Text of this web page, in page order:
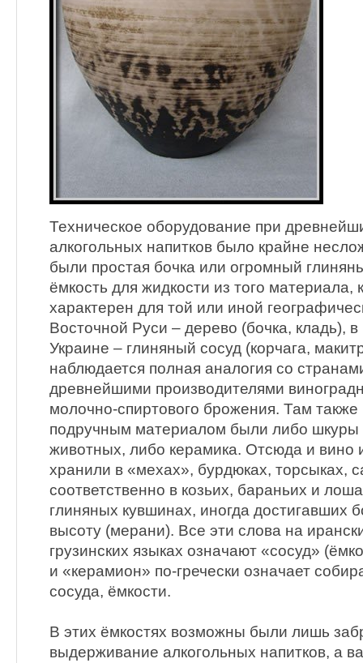
Техническое оборудование при
алкогольных напитков было крайне
были простая бочка или огромный
ёмкость для жидкости из того
характерен для той или иной
Восточной Руси – дерево (бочка, кладь),
Украине – глиняный сосуд (корчага,
наблюдается полная аналогия со
древнейшими производителями
молочно-спиртового брожения. Там
подручным материалом были либо
животных, либо керамика. Отсюда и вино
хранили в «мехах», бурдюках, торсыках,
соответственно в козьих, бараньих и
глиняных кувшинах, иногда достигавших
высоту (мерани). Все эти слова на
грузинских языках означают «сосуд»
и «керамион» по-гречески означает
сосуда, ёмкости.
В этих ёмкостях возможны были лишь
выдерживание алкогольных напитков, а